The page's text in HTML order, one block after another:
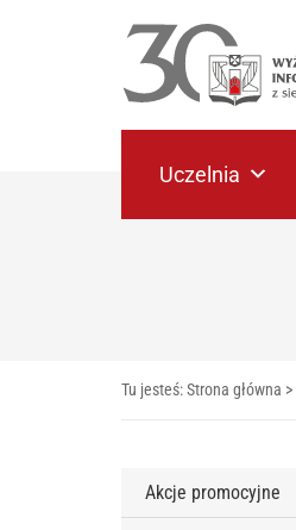
Uczelnia
Tu jesteś:Strona główna >
Akcje promocyjne